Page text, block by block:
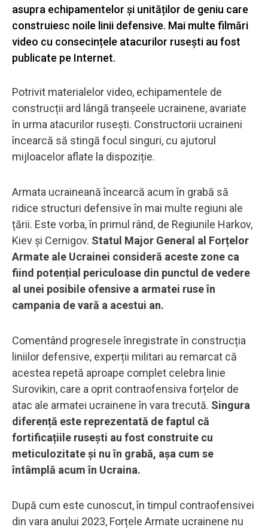
asupra echipamentelor și unităților de geniu care
construiesc noile linii defensive. Mai multe filmări
video cu consecințele atacurilor rusești au fost
publicate pe Internet.
Potrivit materialelor video, echipamentele de
construcții ard lângă tranșeele ucrainene, avariate
în urma atacurilor rusești. Constructorii ucraineni
încearcă să stingă focul singuri, cu ajutorul
mijloacelor aflate la dispoziție.
Armata ucraineană încearcă acum în grabă să
ridice structuri defensive în mai multe regiuni ale
țării. Este vorba, în primul rând, de Regiunile Harkov,
Kiev și Cernigov. Statul Major General al Forțelor
Armate ale Ucrainei consideră aceste zone ca
fiind potențial periculoase din punctul de vedere
al unei posibile ofensive a armatei ruse în
campania de vară a acestui an.
Comentând progresele înregistrate în construcția
liniilor defensive, experții militari au remarcat că
acestea repetă aproape complet celebra linie
Surovikin, care a oprit contraofensiva forțelor de
atac ale armatei ucrainene în vara trecută. Singura
diferență este reprezentată de faptul că
fortificațiile rusești au fost construite cu
meticulozitate și nu în grabă, așa cum se
întâmplă acum în Ucraina.
După cum este cunoscut, în timpul contraofensivei
din vara anului 2023, Forțele Armate ucrainene nu